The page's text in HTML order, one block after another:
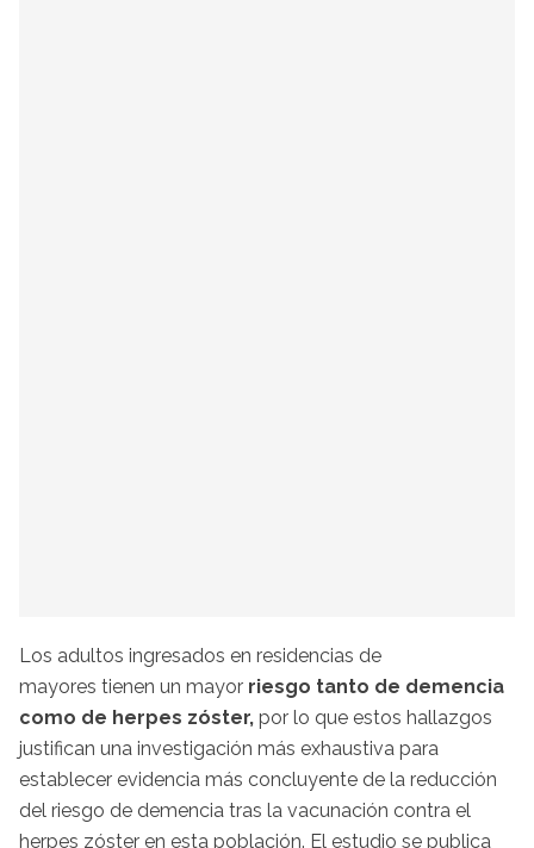
Los adultos ingresados en residencias de
mayores tienen un mayor riesgo tanto de demencia
como de herpes zóster, por lo que estos hallazgos
justifican una investigación más exhaustiva para
establecer evidencia más concluyente de la reducción
del riesgo de demencia tras la vacunación contra el
herpes zóster en esta población. El estudio se publica